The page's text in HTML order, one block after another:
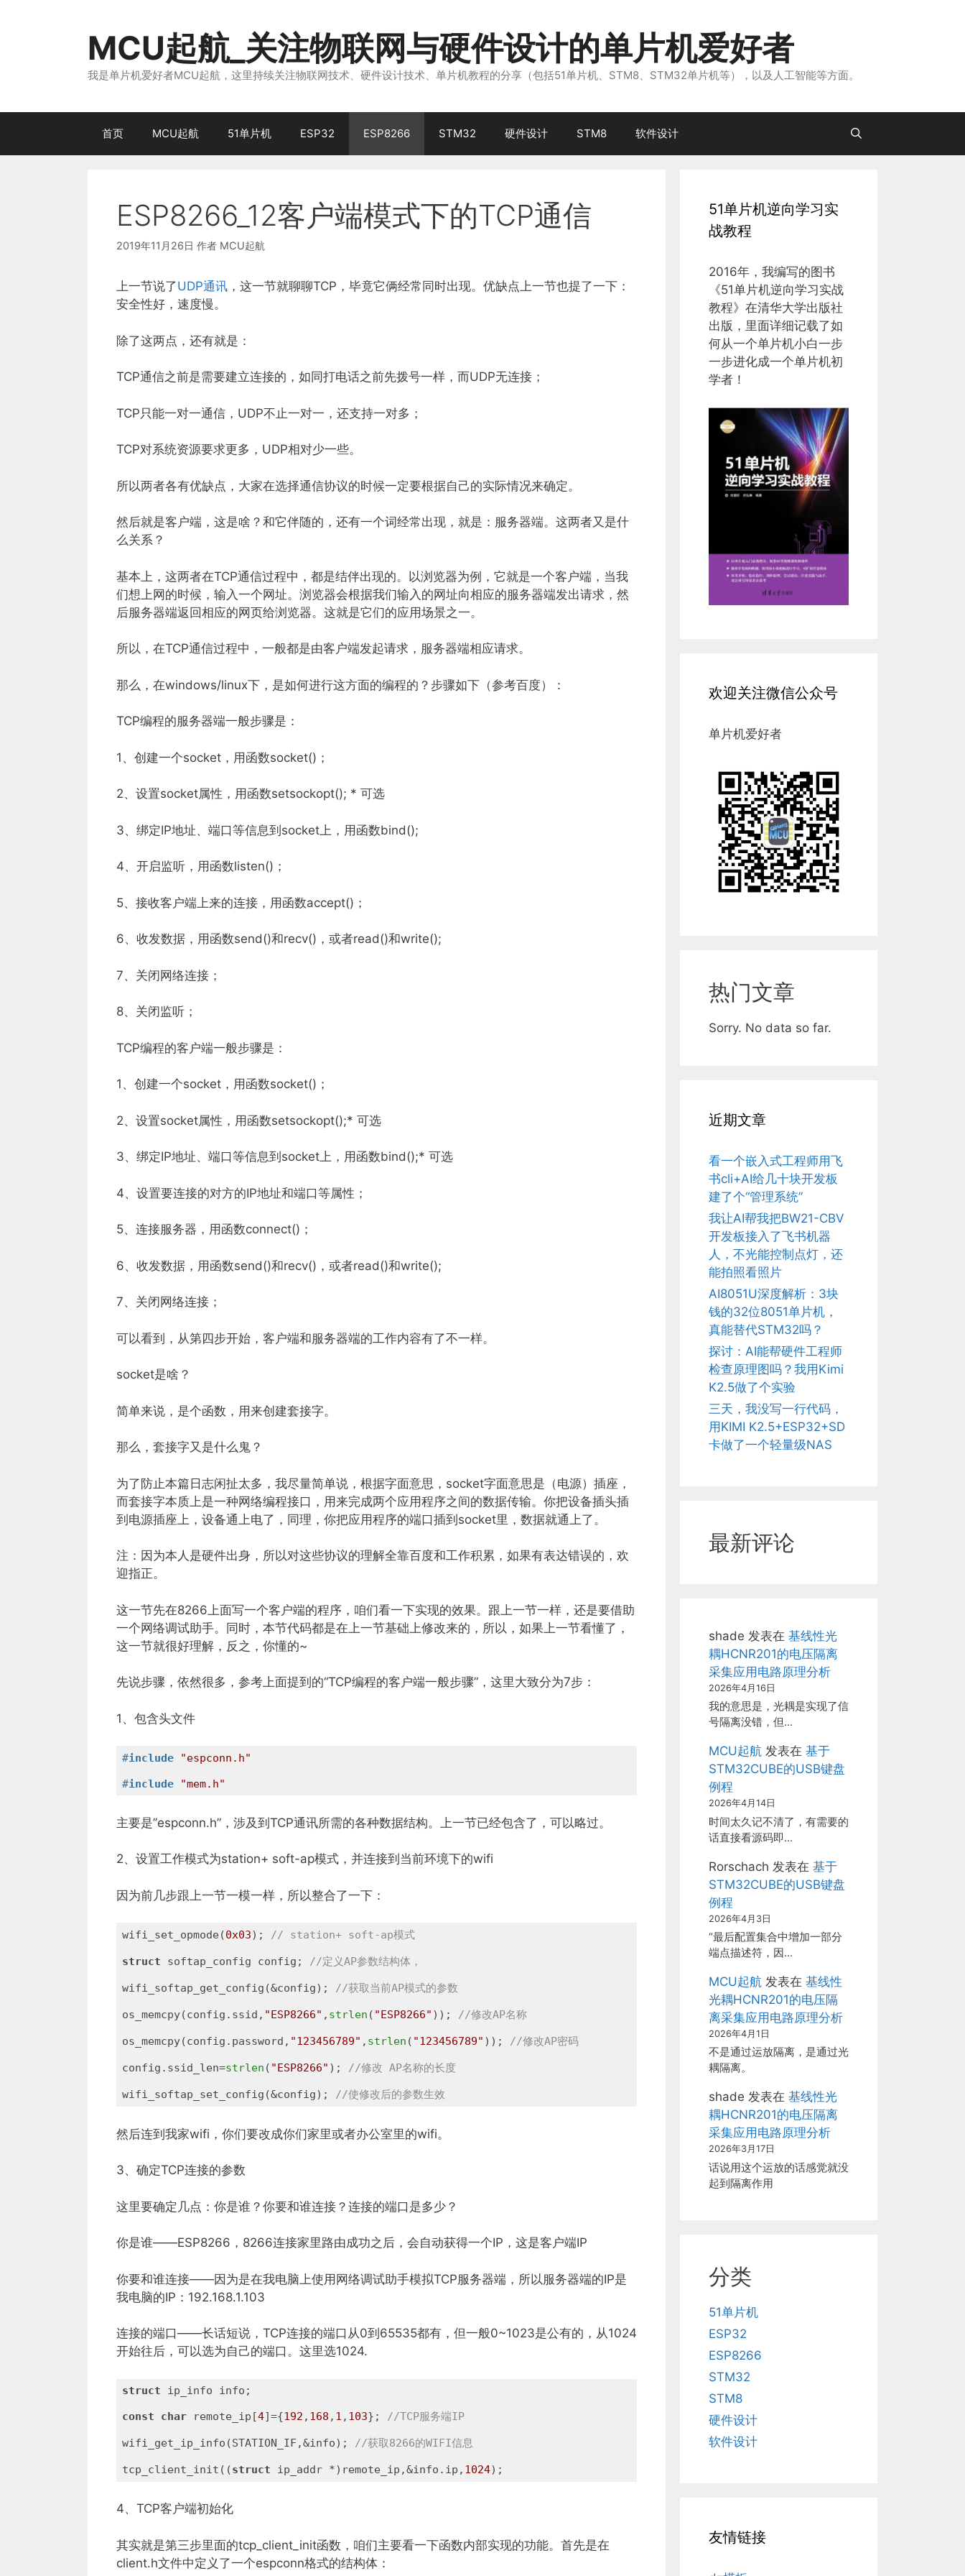
MCU起航_关注物联网与硬件设计的单片机爱好者
我是单片机爱好者MCU起航，这里持续关注物联网技术、硬件设计技术、单片机教程的分享（包括51单片机、STM8、STM32单片机等），以及人工智能等方面。
首页 MCU起航 51单片机 ESP32 ESP8266 STM32 硬件设计 STM8 软件设计
ESP8266_12客户端模式下的TCP通信
2019年11月26日 作者 MCU起航
上一节说了UDP通讯 ，这一节就聊聊TCP，毕竟它俩经常同时出现。优缺点上一节也提了一下：
安全性好，速度慢。
除了这两点，还有就是：
TCP通信之前是需要建立连接的，如同打电话之前先拨号一样，而UDP无连接；
TCP只能一对一通信，UDP不止一对一，还支持一对多；
TCP对系统资源要求更多，UDP相对少一些。
所以两者各有优缺点，大家在选择通信协议的时候一定要根据自己的实际情况来确定。
然后就是客户端，这是啥？和它伴随的，还有一个词经常出现，就是：服务器端。这两者又是什
么关系？
基本上，这两者在TCP通信过程中，都是结伴出现的。以浏览器为例，它就是一个客户端，当我
们想上网的时候，输入一个网址。浏览器会根据我们输入的网址向相应的服务器端发出请求，然
后服务器端返回相应的网页给浏览器。这就是它们的应用场景之一。
所以，在TCP通信过程中，一般都是由客户端发起请求，服务器端相应请求。
那么，在windows/linux下，是如何进行这方面的编程的？步骤如下（参考百度）：
TCP编程的服务器端一般步骤是：
1、创建一个socket，用函数socket()；
2、设置socket属性，用函数setsockopt(); * 可选
3、绑定IP地址、端口等信息到socket上，用函数bind();
4、开启监听，用函数listen()；
5、接收客户端上来的连接，用函数accept()；
6、收发数据，用函数send()和recv()，或者read()和write();
7、关闭网络连接；
8、关闭监听；
TCP编程的客户端一般步骤是：
1、创建一个socket，用函数socket()；
2、设置socket属性，用函数setsockopt();* 可选
3、绑定IP地址、端口等信息到socket上，用函数bind();* 可选
4、设置要连接的对方的IP地址和端口等属性；
5、连接服务器，用函数connect()；
6、收发数据，用函数send()和recv()，或者read()和write();
7、关闭网络连接；
可以看到，从第四步开始，客户端和服务器端的工作内容有了不一样。
socket是啥？
简单来说，是个函数，用来创建套接字。
那么，套接字又是什么鬼？
为了防止本篇日志闲扯太多，我尽量简单说，根据字面意思，socket字面意思是（电源）插座，
而套接字本质上是一种网络编程接口，用来完成两个应用程序之间的数据传输。你把设备插头插
到电源插座上，设备通上电了，同理，你把应用程序的端口插到socket里，数据就通上了。
注：因为本人是硬件出身，所以对这些协议的理解全靠百度和工作积累，如果有表达错误的，欢
迎指正。
这一节先在8266上面写一个客户端的程序，咱们看一下实现的效果。跟上一节一样，还是要借助
一个网络调试助手。同时，本节代码都是在上一节基础上修改来的，所以，如果上一节看懂了，
这一节就很好理解，反之，你懂的~
先说步骤，依然很多，参考上面提到的“TCP编程的客户端一般步骤”，这里大致分为7步：
1、包含头文件
#include
"espconn.h"
#include "mem.h"
主要是”espconn.h”，涉及到TCP通讯所需的各种数据结构。上一节已经包含了，可以略过。
2、设置工作模式为station+ soft-ap模式，并连接到当前环境下的wifi
因为前几步跟上一节一模一样，所以整合了一下：
wifi_set_opmode(0x03); // station+ soft-ap模式
struct softap_config config; //定义AP参数结构体，
wifi_softap_get_config(&config); //获取当前AP模式的参数
os_memcpy(config.ssid, "ESP8266" , strlen ( "ESP8266" )); //修改AP名称
os_memcpy(config.password, "123456789" , strlen ( "123456789" )); //修改AP密码
config.ssid_len=strlen ( "ESP8266" ); //修改 AP名称的长度
wifi_softap_set_config(&config); //使修改后的参数生效
然后连到我家wifi，你们要改成你们家里或者办公室里的wifi。
3、确定TCP连接的参数
这里要确定几点：你是谁？你要和谁连接？连接的端口是多少？
你是谁——ESP8266，8266连接家里路由成功之后，会自动获得一个IP，这是客户端IP
你要和谁连接——因为是在我电脑上使用网络调试助手模拟TCP服务器端，所以服务器端的IP是
我电脑的IP：192.168.1.103
连接的端口——长话短说，TCP连接的端口从0到65535都有，但一般0~1023是公有的，从1024
开始往后，可以选为自己的端口。这里选1024.
struct ip_info info;
const
char remote_ip[4]={192 , 168 , 1 , 103}; //TCP服务端IP
wifi_get_ip_info(STATION_IF,&info); //获取8266的WIFI信息
tcp_client_init((struct ip_addr *)remote_ip,&info.ip, 1024);
4、TCP客户端初始化
其实就是第三步里面的tcp_client_init函数，咱们主要看一下函数内部实现的功能。首先是在
client.h文件中定义了一个espconn格式的结构体：
51单片机逆向学习实
战教程
2016年，我编写的图书
《51单片机逆向学习实战
教程》在清华大学出版社
出版，里面详细记载了如
何从一个单片机小白一步
一步进化成一个单片机初
学者！
欢迎关注微信公众号
单片机爱好者
热门文章
Sorry. No data so far.
近期文章
看一个嵌入式工程师用飞
书cli+AI给几十块开发板
建了个“管理系统”
我让AI帮我把BW21-CBV
开发板接入了飞书机器
人，不光能控制点灯，还
能拍照看照片
AI8051U深度解析：3块
钱的32位8051单片机，
真能替代STM32吗？
探讨：AI能帮硬件工程师
检查原理图吗？我用Kimi
K2.5做了个实验
三天，我没写一行代码，
用KIMI K2.5+ESP32+SD
卡做了一个轻量级NAS
最新评论
shade 发表在 基线性光
耦HCNR201的电压隔离
采集应用电路原理分析
2026年4月16日
我的意思是，光耦是实现了信
号隔离没错，但…
MCU起航 发表在 基于
STM32CUBE的USB键盘
例程
2026年4月14日
时间太久记不清了，有需要的
话直接看源码即…
Rorschach 发表在 基于
STM32CUBE的USB键盘
例程
2026年4月3日
“最后配置集合中增加一部分
端点描述符，因…
MCU起航 发表在 基线性
光耦HCNR201的电压隔
离采集应用电路原理分析
2026年4月1日
不是通过运放隔离，是通过光
耦隔离。
shade 发表在 基线性光
耦HCNR201的电压隔离
采集应用电路原理分析
2026年3月17日
话说用这个运放的话感觉就没
起到隔离作用
分类
51单片机
ESP32
ESP8266
STM32
STM8
硬件设计
软件设计
友情链接